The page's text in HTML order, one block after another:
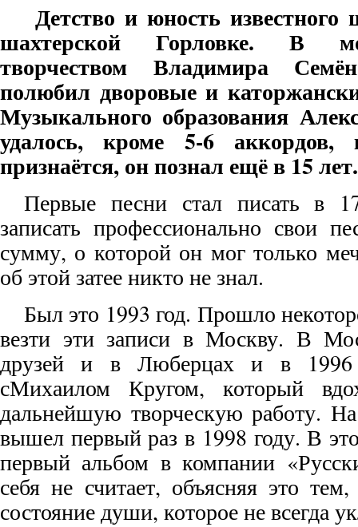
Детство и юность
шахтерской Горловке. В
творчеством Владимира
полюбил дворовые и
Музыкального образования
удалось, кроме 5-6
признаётся, он познал ещё в 15 лет.
Первые песни стал писать в
записать профессионально свои
сумму, о которой он мог только
об этой затее никто не знал.
Был это 1993 год. Прошло
везти эти записи в Москву. В
друзей и в Люберцах и в 1996
сМихаилом Кругом, который
дальнейшую творческую работу.
вышел первый раз в 1998 году. В
первый альбом в компании
себя не считает, объясняя это
состояние души, которое не всегда